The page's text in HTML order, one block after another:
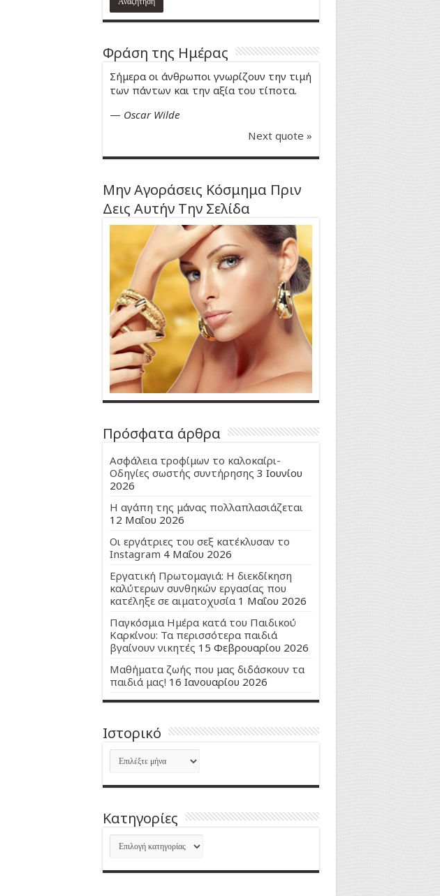
Φράση της Ημέρας
Σήμερα οι άνθρωποι γνωρίζουν την τιμή
των πάντων και την αξία του τίποτα.
— Oscar Wilde
Next quote »
Μην Αγοράσεις Κόσμημα Πριν
Δεις Αυτήν Την Σελίδα
Πρόσφατα άρθρα
Ασφάλεια τροφίμων το καλοκαίρι-
Οδηγίες σωστής συντήρησης 3 Ιουνίου
2026
Η αγάπη της μάνας πολλαπλασιάζεται
12 Μαΐου 2026
Οι εργάτριες του σεξ κατέκλυσαν το
Instagram 4 Μαΐου 2026
Εργατική Πρωτομαγιά: Η διεκδίκηση
καλύτερων συνθηκών εργασίας που
κατέληξε σε αιματοχυσία 1 Μαΐου 2026
Παγκόσμια Ημέρα κατά του Παιδικού
Καρκίνου: Τα περισσότερα παιδιά
βγαίνουν νικητές 15 Φεβρουαρίου 2026
Μαθήματα ζωής που μας διδάσκουν τα
παιδιά μας! 16 Ιανουαρίου 2026
Ιστορικό
Ιστορικό
Kατηγορίες
Kατηγορίες